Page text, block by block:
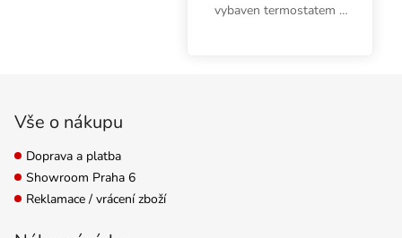
vybaven termostatem a
Vše o nákupu
Doprava a platba
Showroom Praha 6
Reklamace / vrácení zboží